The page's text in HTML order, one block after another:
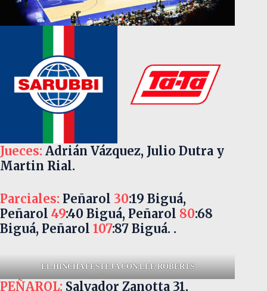
Jueces: Adrián Vázquez, Julio Dutra y
Martin Rial.
Parciales: Peñarol 30:19 Biguá,
Peñarol 49:40 Biguá, Peñarol 80:68
Biguá, Peñarol 107:87 Biguá. .
EL HINCHA FESTEJA CON LEE ROBERTS
PEÑAROL: Salvador Zanotta 31,